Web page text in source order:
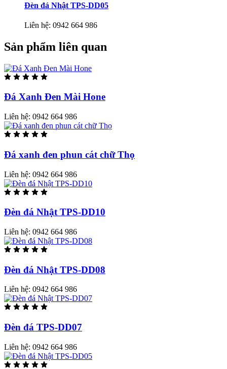
Đèn đá Nhật TPS-DD05
Liên hệ: 0942 664 986
Sản phẩm liên quan
Đá Xanh Đen Mài Hone
Liên hệ: 0942 664 986
Đá xanh đen phun cát chữ Thọ
Liên hệ: 0942 664 986
Đèn đá Nhật TPS-DD10
Liên hệ: 0942 664 986
Đèn đá Nhật TPS-DD08
Liên hệ: 0942 664 986
Đèn đá TPS-DD07
Liên hệ: 0942 664 986